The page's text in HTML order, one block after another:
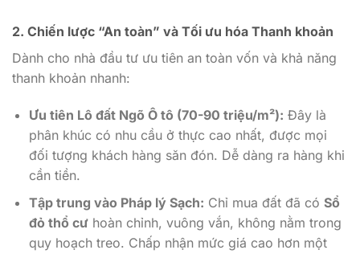
2. Chiến lược “An toàn” và Tối ưu hóa Thanh khoản
Dành cho nhà đầu tư ưu tiên an toàn vốn và khả năng
thanh khoản nhanh:
Ưu tiên Lô đất Ngõ Ô tô (70-90 triệu/m²): Đây là
phân khúc có nhu cầu ở thực cao nhất, được mọi
đối tượng khách hàng săn đón. Dễ dàng ra hàng khi
cần tiền.
Tập trung vào Pháp lý Sạch: Chỉ mua đất đã có Sổ
đỏ thổ cưhoàn chỉnh, vuông vắn, không nằm trong
quy hoạch treo. Chấp nhận mức giá cao hơn một